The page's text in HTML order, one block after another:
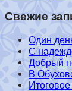
Свежие
Один
С
Добрый
В